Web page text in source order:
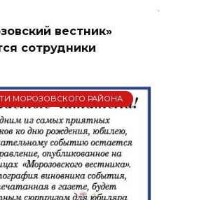
вестник»
сотрудники
МОРОЗОВСКОГО РАЙОНА